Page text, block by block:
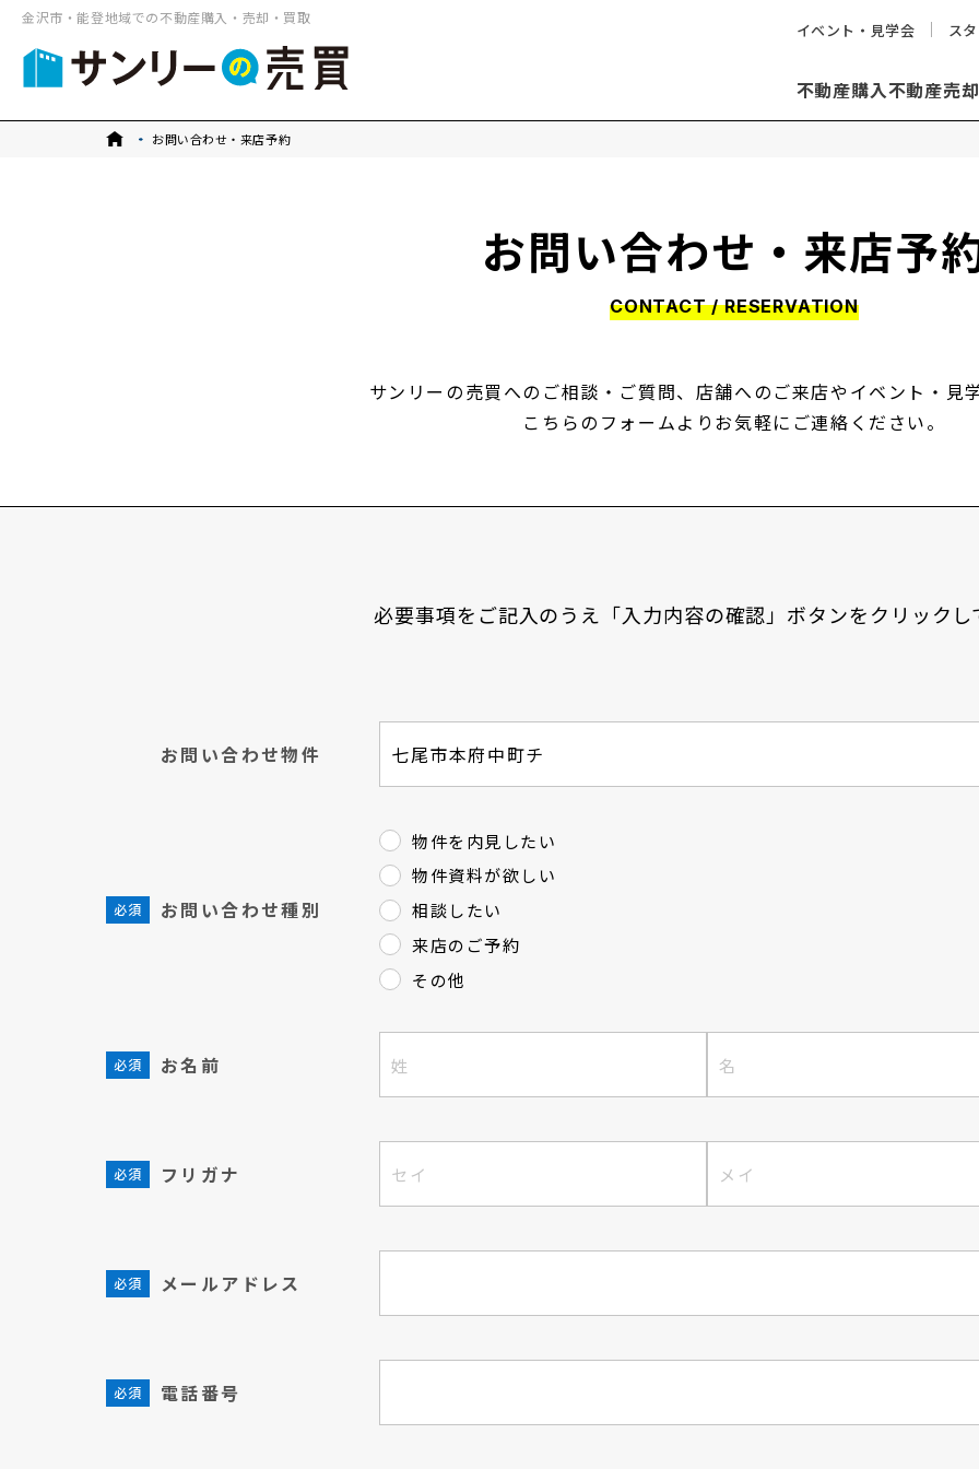
金沢市・能登地域での不動産購入・売却・買取
イベント・見学会 ス
不動産購入不動産売却
トップお問い合わせ・来店予約
お問い合わせ・来店予
CONTACT / RESERVATION
サンリーの売買へのご相談・ご質問、店舗へのご来店やイベント・見
こちらのフォームよりお気軽にご連絡ください。
必要事項をご記入のうえ「入力内容の確認」ボタンをクリックし
お問い合わせ物件
お問い合わせ種別
物件を内見したい
物件資料が欲しい
相談したい
来店のご予約
その他
お名前
フリガナ
メールアドレス
電話番号